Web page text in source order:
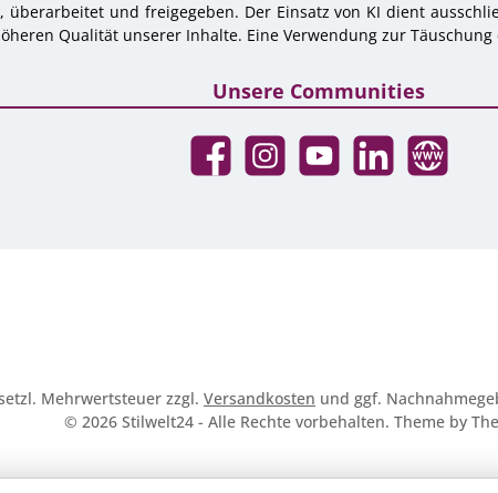
und freigegeben. Der Einsatz von KI dient
Qualität unserer Inhalte. Eine Verwendung zur
Unsere Communities
FacebookInstagramYouTubeLinkedInWebsite
Mehrwertsteuer zzgl. Versandkosten und ggf.
© 2026 Stilwelt24 - Alle Rechte vorbehalten. Theme by